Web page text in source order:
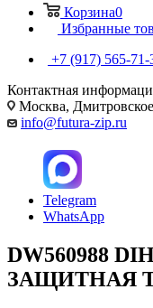
Корзина0
Избранные
+7 (917) 565-71-
Контактная
Москва,
info@futura-zip.ru
Telegram
WhatsApp
DW560988
ЗАЩИТНАЯ